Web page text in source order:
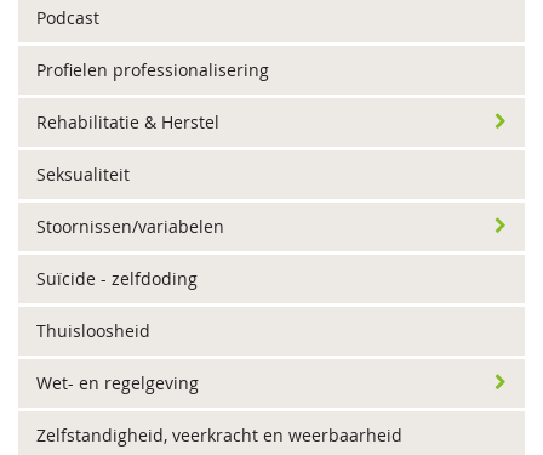
Podcast
Profielen professionalisering
Rehabilitatie & Herstel
Seksualiteit
Stoornissen/variabelen
Suïcide - zelfdoding
Thuisloosheid
Wet- en regelgeving
Zelfstandigheid, veerkracht en weerbaarheid